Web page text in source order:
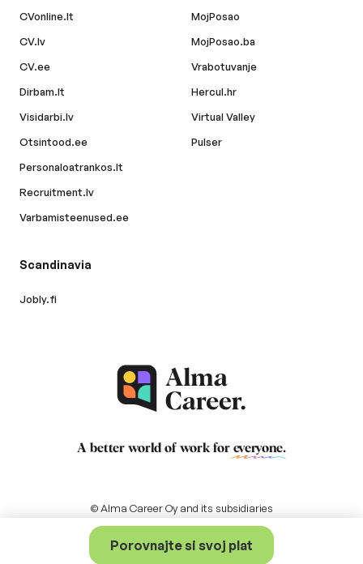
Porovnajte si svoj plat
CVonline.lt
CV.lv
CV.ee
Dirbam.lt
Visidarbi.lv
Otsintood.ee
Personaloatrankos.lt
Recruitment.lv
Varbamisteenused.ee
MojPosao
MojPosao.ba
Vrabotuvanje
Hercul.hr
Virtual Valley
Pulser
Scandinavia
Jobly.fi
A better world of work for everyone.
© Alma Career Oy and its subsidiaries